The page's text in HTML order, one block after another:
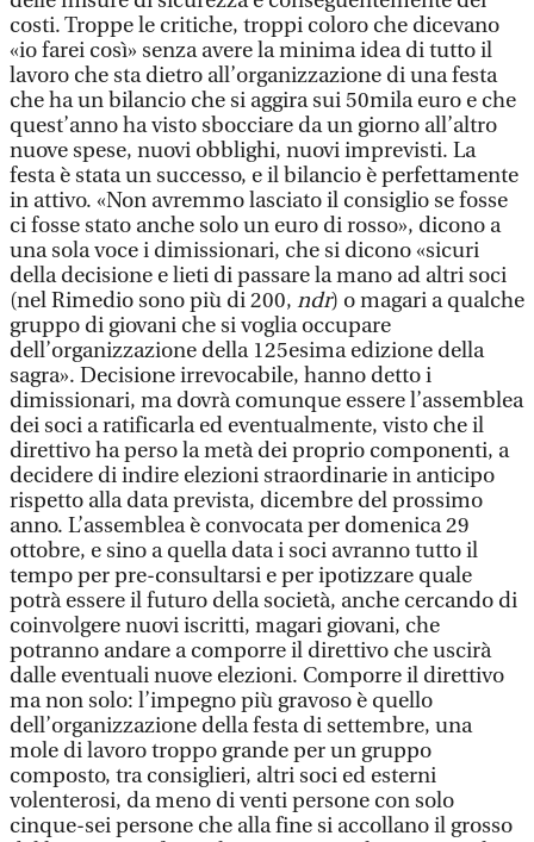
costi. Troppe le critiche, troppi coloro che dicevano
«io farei così» senza avere la minima idea di tutto il
lavoro che sta dietro all’organizzazione di una festa
che ha un bilancio che si aggira sui 50mila euro e che
quest’anno ha visto sbocciare da un giorno all’altro
nuove spese, nuovi obblighi, nuovi imprevisti. La
festa è stata un successo, e il bilancio è perfettamente
in attivo. «Non avremmo lasciato il consiglio se fosse
ci fosse stato anche solo un euro di rosso», dicono a
una sola voce i dimissionari, che si dicono «sicuri
della decisione e lieti di passare la mano ad altri soci
(nel Rimedio sono più di 200, ndr) o magari a qualche
gruppo di giovani che si voglia occupare
dell’organizzazione della 125esima edizione della
sagra». Decisione irrevocabile, hanno detto i
dimissionari, ma dovrà comunque essere l’assemblea
dei soci a ratificarla ed eventualmente, visto che il
direttivo ha perso la metà dei proprio componenti, a
decidere di indire elezioni straordinarie in anticipo
rispetto alla data prevista, dicembre del prossimo
anno. L’assemblea è convocata per domenica 29
ottobre, e sino a quella data i soci avranno tutto il
tempo per pre-consultarsi e per ipotizzare quale
potrà essere il futuro della società, anche cercando di
coinvolgere nuovi iscritti, magari giovani, che
potranno andare a comporre il direttivo che uscirà
dalle eventuali nuove elezioni. Comporre il direttivo
ma non solo: l’impegno più gravoso è quello
dell’organizzazione della festa di settembre, una
mole di lavoro troppo grande per un gruppo
composto, tra consiglieri, altri soci ed esterni
volenterosi, da meno di venti persone con solo
cinque-sei persone che alla fine si accollano il grosso